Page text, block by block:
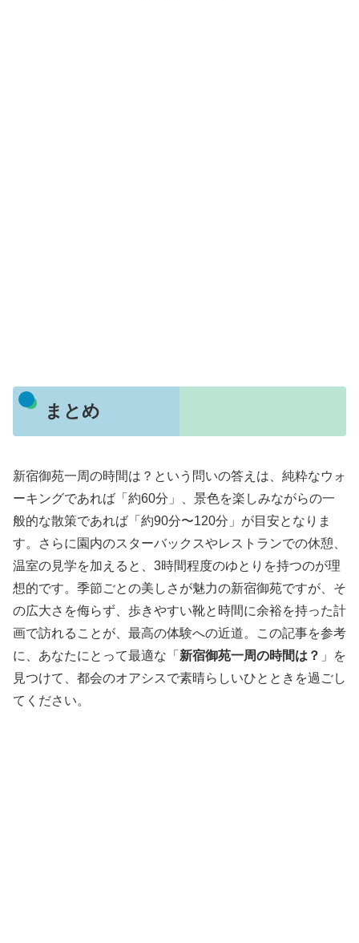
まとめ
新宿御苑一周の時間は？という問いの答えは、純粋なウォ
ーキングであれば「約60分」、景色を楽しみながらの一
般的な散策であれば「約90分〜120分」が目安となりま
す。さらに園内のスターバックスやレストランでの休憩、
温室の見学を加えると、3時間程度のゆとりを持つのが理
想的です。季節ごとの美しさが魅力の新宿御苑ですが、そ
の広大さを侮らず、歩きやすい靴と時間に余裕を持った計
画で訪れることが、最高の体験への近道。この記事を参考
に、あなたにとって最適な「 新宿御苑一周の時間は？ 」を
見つけて、都会のオアシスで素晴らしいひとときを過ごし
てください。